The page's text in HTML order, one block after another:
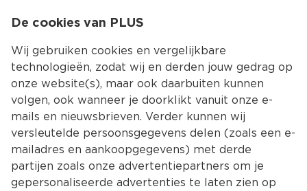
Kies jouw
De cookies van PLUS
Wij gebruiken cookies en vergelijkbare
technologieën, zodat wij en derden jouw gedrag op
onze website(s), maar ook daarbuiten kunnen
volgen, ook wanneer je doorklikt vanuit onze e-
mails en nieuwsbrieven. Verder kunnen wij
versleutelde persoonsgegevens delen (zoals een e-
mailadres en aankoopgegevens) met derde
partijen zoals onze advertentiepartners om je
gepersonaliseerde advertenties te laten zien op